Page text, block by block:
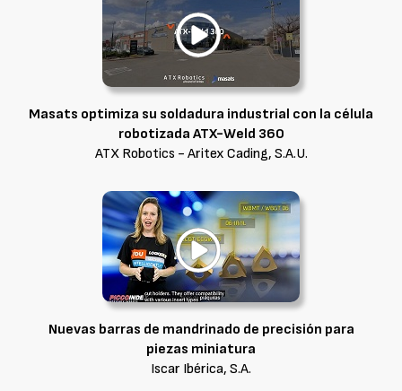
Masats optimiza su soldadura industrial con la célula
robotizada ATX-Weld 360
ATX Robotics - Aritex Cading, S.A.U.
Nuevas barras de mandrinado de precisión para
piezas miniatura
Iscar Ibérica, S.A.